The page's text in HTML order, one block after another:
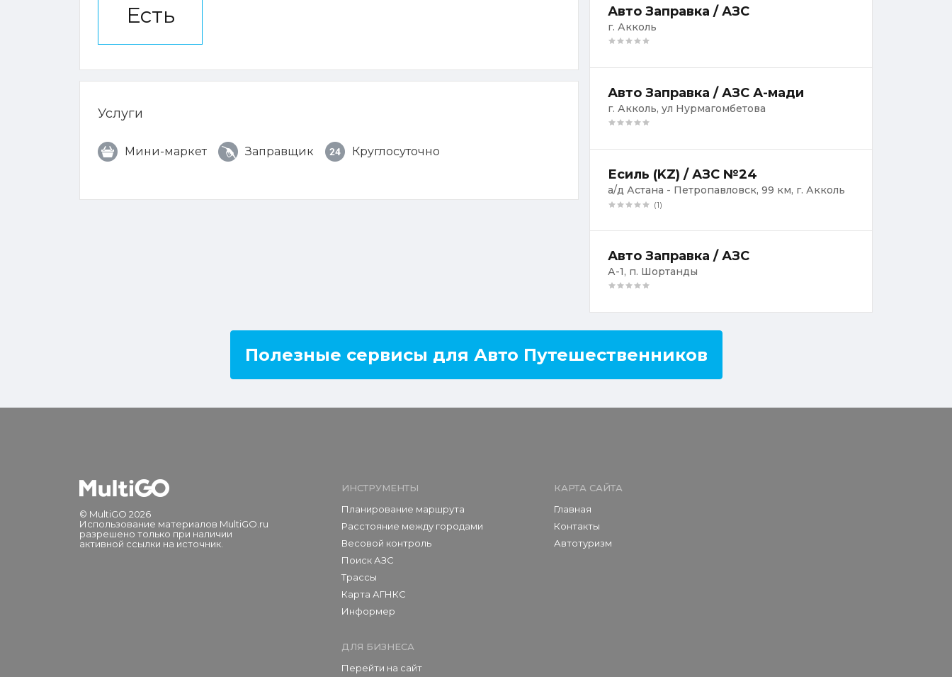
Есть
Услуги
Мини-маркет Заправщик Круглосуточно
Авто Заправка / АЗС
г. Акколь
Авто Заправка / АЗС А-мади
г. Акколь, ул Нурмагомбетова
Есиль (KZ) / АЗС №24
а/д Астана - Петропавловск, 99 км, г. Акколь
(1)
Авто Заправка / АЗС
А-1, п. Шортанды
Полезные сервисы для Авто Путешественников
© MultiGO 2026
Использование материалов MultiGO.ru
разрешено только при наличии
активной ссылки на источник.
ИНСТРУМЕНТЫ
Планирование маршрута
Расстояние между городами
Весовой контроль
Поиск АЗС
Трассы
Карта АГНКС
Информер
ДЛЯ БИЗНЕСА
Перейти на сайт
КАРТА САЙТА
Главная
Контакты
Автотуризм